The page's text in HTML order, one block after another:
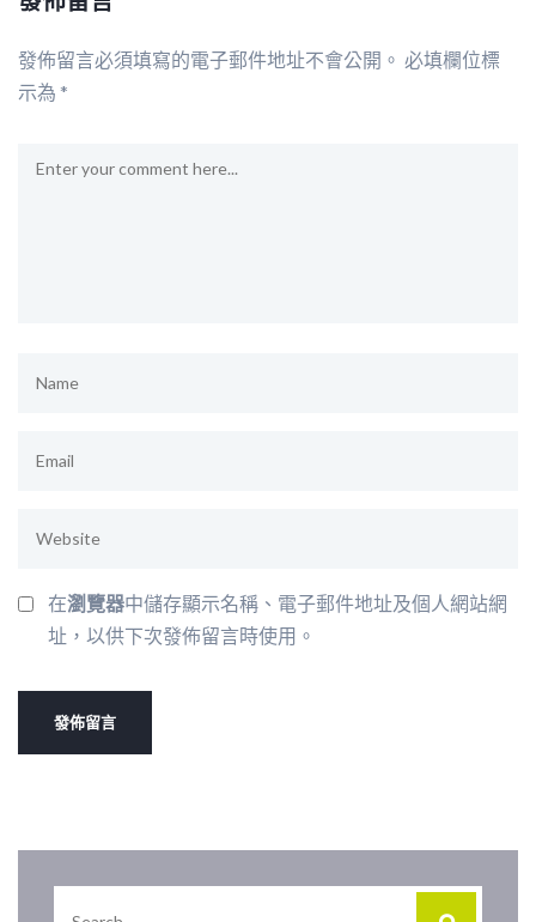
發佈留言必須填寫的電子郵件地址不會公開。 必填欄位標
示為 *
在瀏覽器中儲存顯示名稱、電子郵件地址及個人網站網
址，以供下次發佈留言時使用。